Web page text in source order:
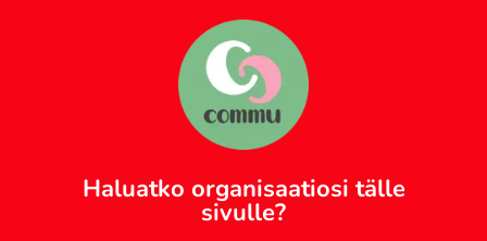
Haluatko organisaatiosi tälle
sivulle?